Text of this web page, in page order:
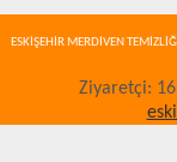
ESKİŞEHİR MERDİVEN
Ziyaretçi: